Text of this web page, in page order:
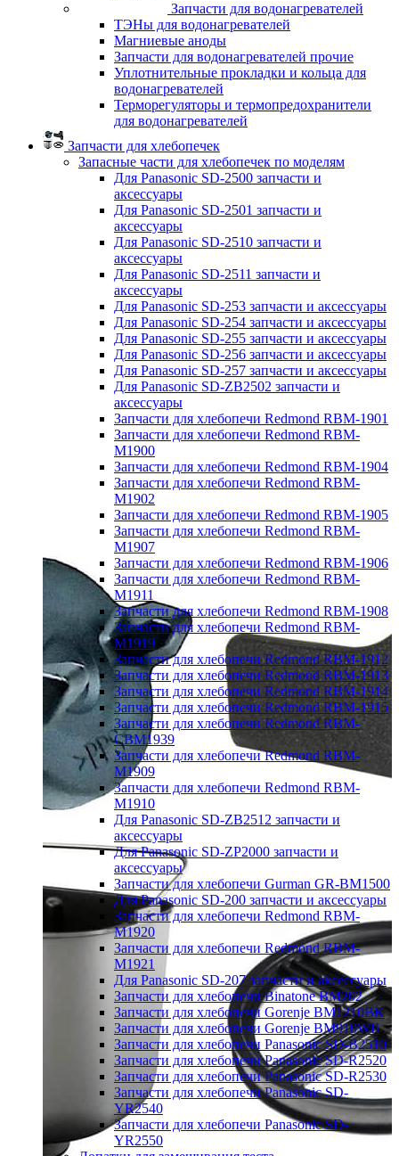
Запчасти для водонагревателей
ТЭНы для водонагревателей
Магниевые аноды
Запчасти для водонагревателей прочие
Уплотнительные прокладки и кольца для
водонагревателей
Терморегуляторы и термопредохранители
для водонагревателей
Запчасти для хлебопечек
Запасные части для хлебопечек по моделям
Для Panasonic SD-2500 запчасти и
аксессуары
Для Panasonic SD-2501 запчасти и
аксессуары
Для Panasonic SD-2510 запчасти и
аксессуары
Для Panasonic SD-2511 запчасти и
аксессуары
Для Panasonic SD-253 запчасти и аксессуары
Для Panasonic SD-254 запчасти и аксессуары
Для Panasonic SD-255 запчасти и аксессуары
Для Panasonic SD-256 запчасти и аксессуары
Для Panasonic SD-257 запчасти и аксессуары
Для Panasonic SD-ZB2502 запчасти и
аксессуары
Запчасти для хлебопечи Redmond RBM-1901
Запчасти для хлебопечи Redmond RBM-
M1900
Запчасти для хлебопечи Redmond RBM-1904
Запчасти для хлебопечи Redmond RBM-
M1902
Запчасти для хлебопечи Redmond RBM-1905
Запчасти для хлебопечи Redmond RBM-
M1907
Запчасти для хлебопечи Redmond RBM-1906
Запчасти для хлебопечи Redmond RBM-
M1911
Запчасти для хлебопечи Redmond RBM-1908
Запчасти для хлебопечи Redmond RBM-
M1919
Запчасти для хлебопечи Redmond RBM-1912
Запчасти для хлебопечи Redmond RBM-1913
Запчасти для хлебопечи Redmond RBM-1914
Запчасти для хлебопечи Redmond RBM-1915
Запчасти для хлебопечи Redmond RBM-
CBM1939
Запчасти для хлебопечи Redmond RBM-
M1909
Запчасти для хлебопечи Redmond RBM-
M1910
Для Panasonic SD-ZB2512 запчасти и
аксессуары
Для Panasonic SD-ZP2000 запчасти и
аксессуары
Запчасти для хлебопечи Gurman GR-BM1500
Для Panasonic SD-200 запчасти и аксессуары
Запчасти для хлебопечи Redmond RBM-
M1920
Запчасти для хлебопечи Redmond RBM-
M1921
Для Panasonic SD-207 запчасти и аксессуары
Запчасти для хлебопечи Binatone BM202
Запчасти для хлебопечи Gorenje BM1210BK
Запчасти для хлебопечи Gorenje BM910WII
Запчасти для хлебопечи Panasonic SD-B2510
Запчасти для хлебопечи Panasonic SD-R2520
Запчасти для хлебопечи Panasonic SD-R2530
Запчасти для хлебопечи Panasonic SD-
YR2540
Запчасти для хлебопечи Panasonic SD-
YR2550